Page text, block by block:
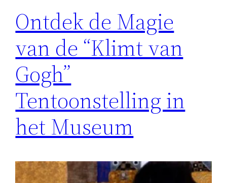
Ontdek de Magie
van de “Klimt van
Gogh”
Tentoonstelling in
het Museum